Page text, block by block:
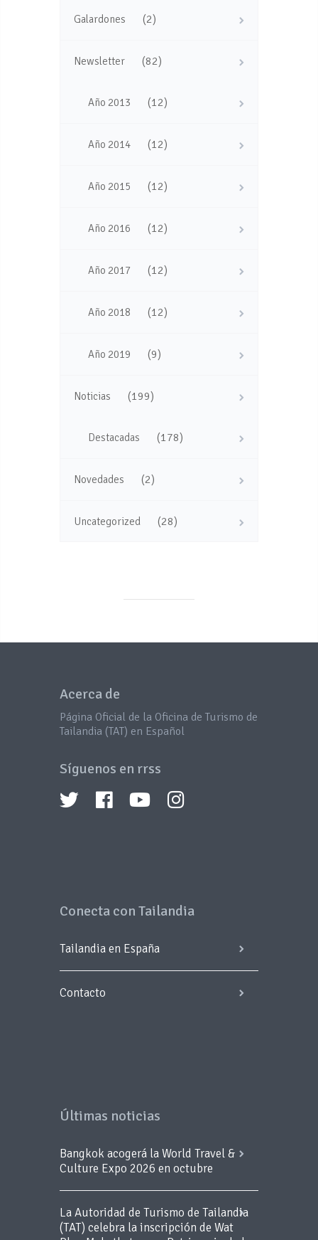
Galardones (2)
Newsletter (82)
Año 2013 (12)
Año 2014 (12)
Año 2015 (12)
Año 2016 (12)
Año 2017 (12)
Año 2018 (12)
Año 2019 (9)
Noticias (199)
Destacadas (178)
Novedades (2)
Uncategorized (28)
Acerca de
Página Oficial de la Oficina de Turismo de
Tailandia (TAT) en Español
Síguenos en rrss
Conecta con Tailandia
Tailandia en España
Contacto
Últimas noticias
Bangkok acogerá la World Travel &
Culture Expo 2026 en octubre
La Autoridad de Turismo de Tailandia
(TAT) celebra la inscripción de Wat